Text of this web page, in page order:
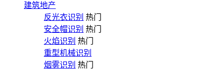
建筑地产
反光衣识别 热门
安全帽识别 热门
火焰识别 热门
重型机械识别
烟雾识别 热门